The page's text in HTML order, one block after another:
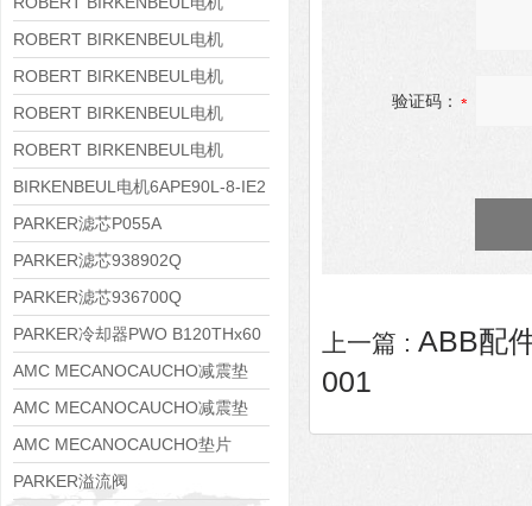
8APE160L-4-IE3
ROBERT BIRKENBEUL电机
8APE112M-6K-IE3
ROBERT BIRKENBEUL电机
8APE100L-2 IE3
ROBERT BIRKENBEUL电机
8APE90S-4 IE3
ROBERT BIRKENBEUL电机
8APE80M-2K-IE3
BIRKENBEUL电机6APE90L-8-IE2
PARKER滤芯P055A
PARKER滤芯938902Q
PARKER滤芯936700Q
PARKER冷却器PWO B120THx60
AMC MECANOCAUCHO减震垫
138552
AMC MECANOCAUCHO减震垫
138551
AMC MECANOCAUCHO垫片
608074
PARKER溢流阀
验证码：
上一篇 : ABB配
001